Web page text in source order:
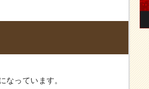
なっています。